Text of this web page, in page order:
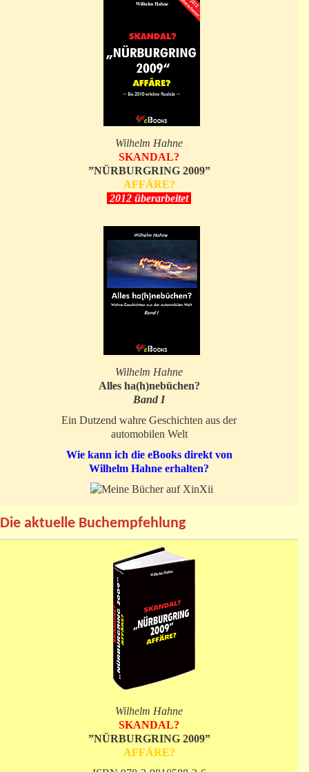
Wilhelm Hahne
SKANDAL?
”NÜRBURGRING 2009”
AFFÄRE?
2012 überarbeitet
Wilhelm Hahne
Alles ha(h)nebüchen?
Band I
Ein Dutzend wahre Geschichten aus der
automobilen Welt
Wie kann ich die eBooks direkt von
Wilhelm Hahne erhalten?
Die aktuelle Buchempfehlung
Wilhelm Hahne
SKANDAL?
”NÜRBURGRING 2009”
AFFÄRE?